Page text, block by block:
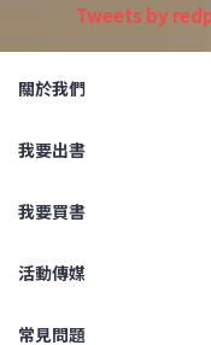
Tweets by
關於我們
我要出書
我要買書
活動傳媒
常見問題